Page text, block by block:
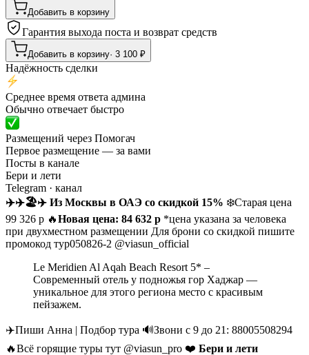
Добавить в корзину
Гарантия выхода поста и возврат средств
Добавить в корзину· 3 100 ₽
Надёжность сделки
Среднее время ответа админа
Обычно отвечает быстро
Размещений через Помогач
Первое размещение — за вами
Посты в канале
Бери и лети
Telegram · канал
✈️✈️🏖✈️ Из Москвы в ОАЭ со скидкой 15% ❄️Старая цена
99 326 р 🔥Новая цена: 84 632 p *цена указана за человека
при двухместном размещении Для брони со скидкой пишите
промокод тур050826-2 @viasun_official
Le Meridien Al Aqah Beach Resort 5* –
Современный отель у подножья гор Хаджар —
уникальное для этого региона место с красивым
пейзажем.
✈️Пиши Анна | Подбор тура 🔊Звони с 9 до 21: 88005508294
🔥Всё горящие туры тут @viasun_pro ❤️ Бери и лети